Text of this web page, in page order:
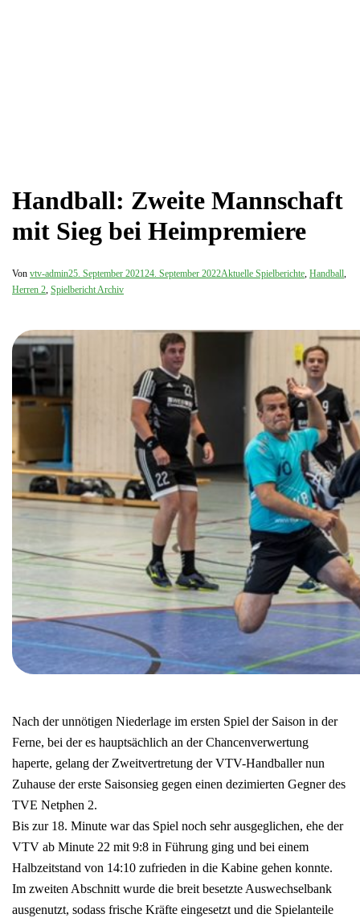
Handball: Zweite Mannschaft
mit Sieg bei Heimpremiere
Von vtv-admin25. September 202124. September 2022Aktuelle Spielberichte, Handball,
Herren 2, Spielbericht Archiv
Nach der unnötigen Niederlage im ersten Spiel der Saison in der
Ferne, bei der es hauptsächlich an der Chancenverwertung
haperte, gelang der Zweitvertretung der VTV-Handballer nun
Zuhause der erste Saisonsieg gegen einen dezimierten Gegner des
TVE Netphen 2.
Bis zur 18. Minute war das Spiel noch sehr ausgeglichen, ehe der
VTV ab Minute 22 mit 9:8 in Führung ging und bei einem
Halbzeitstand von 14:10 zufrieden in die Kabine gehen konnte.
Im zweiten Abschnitt wurde die breit besetzte Auswechselbank
ausgenutzt, sodass frische Kräfte eingesetzt und die Spielanteile